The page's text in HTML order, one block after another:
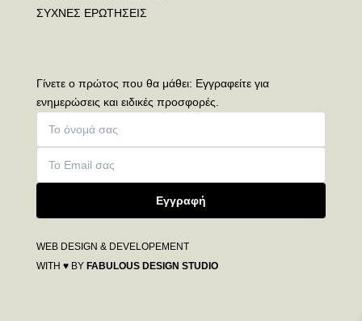
ΣΥΧΝΕΣ ΕΡΩΤΗΣΕΙΣ
Γίνετε ο πρώτος που θα μάθει: Εγγραφείτε για
ενημερώσεις και ειδικές προσφορές.
Εγγραφή
WEB DESIGN & DEVELOPEMENT
WITH ♥ BY FABULOUS DESIGN STUDIO